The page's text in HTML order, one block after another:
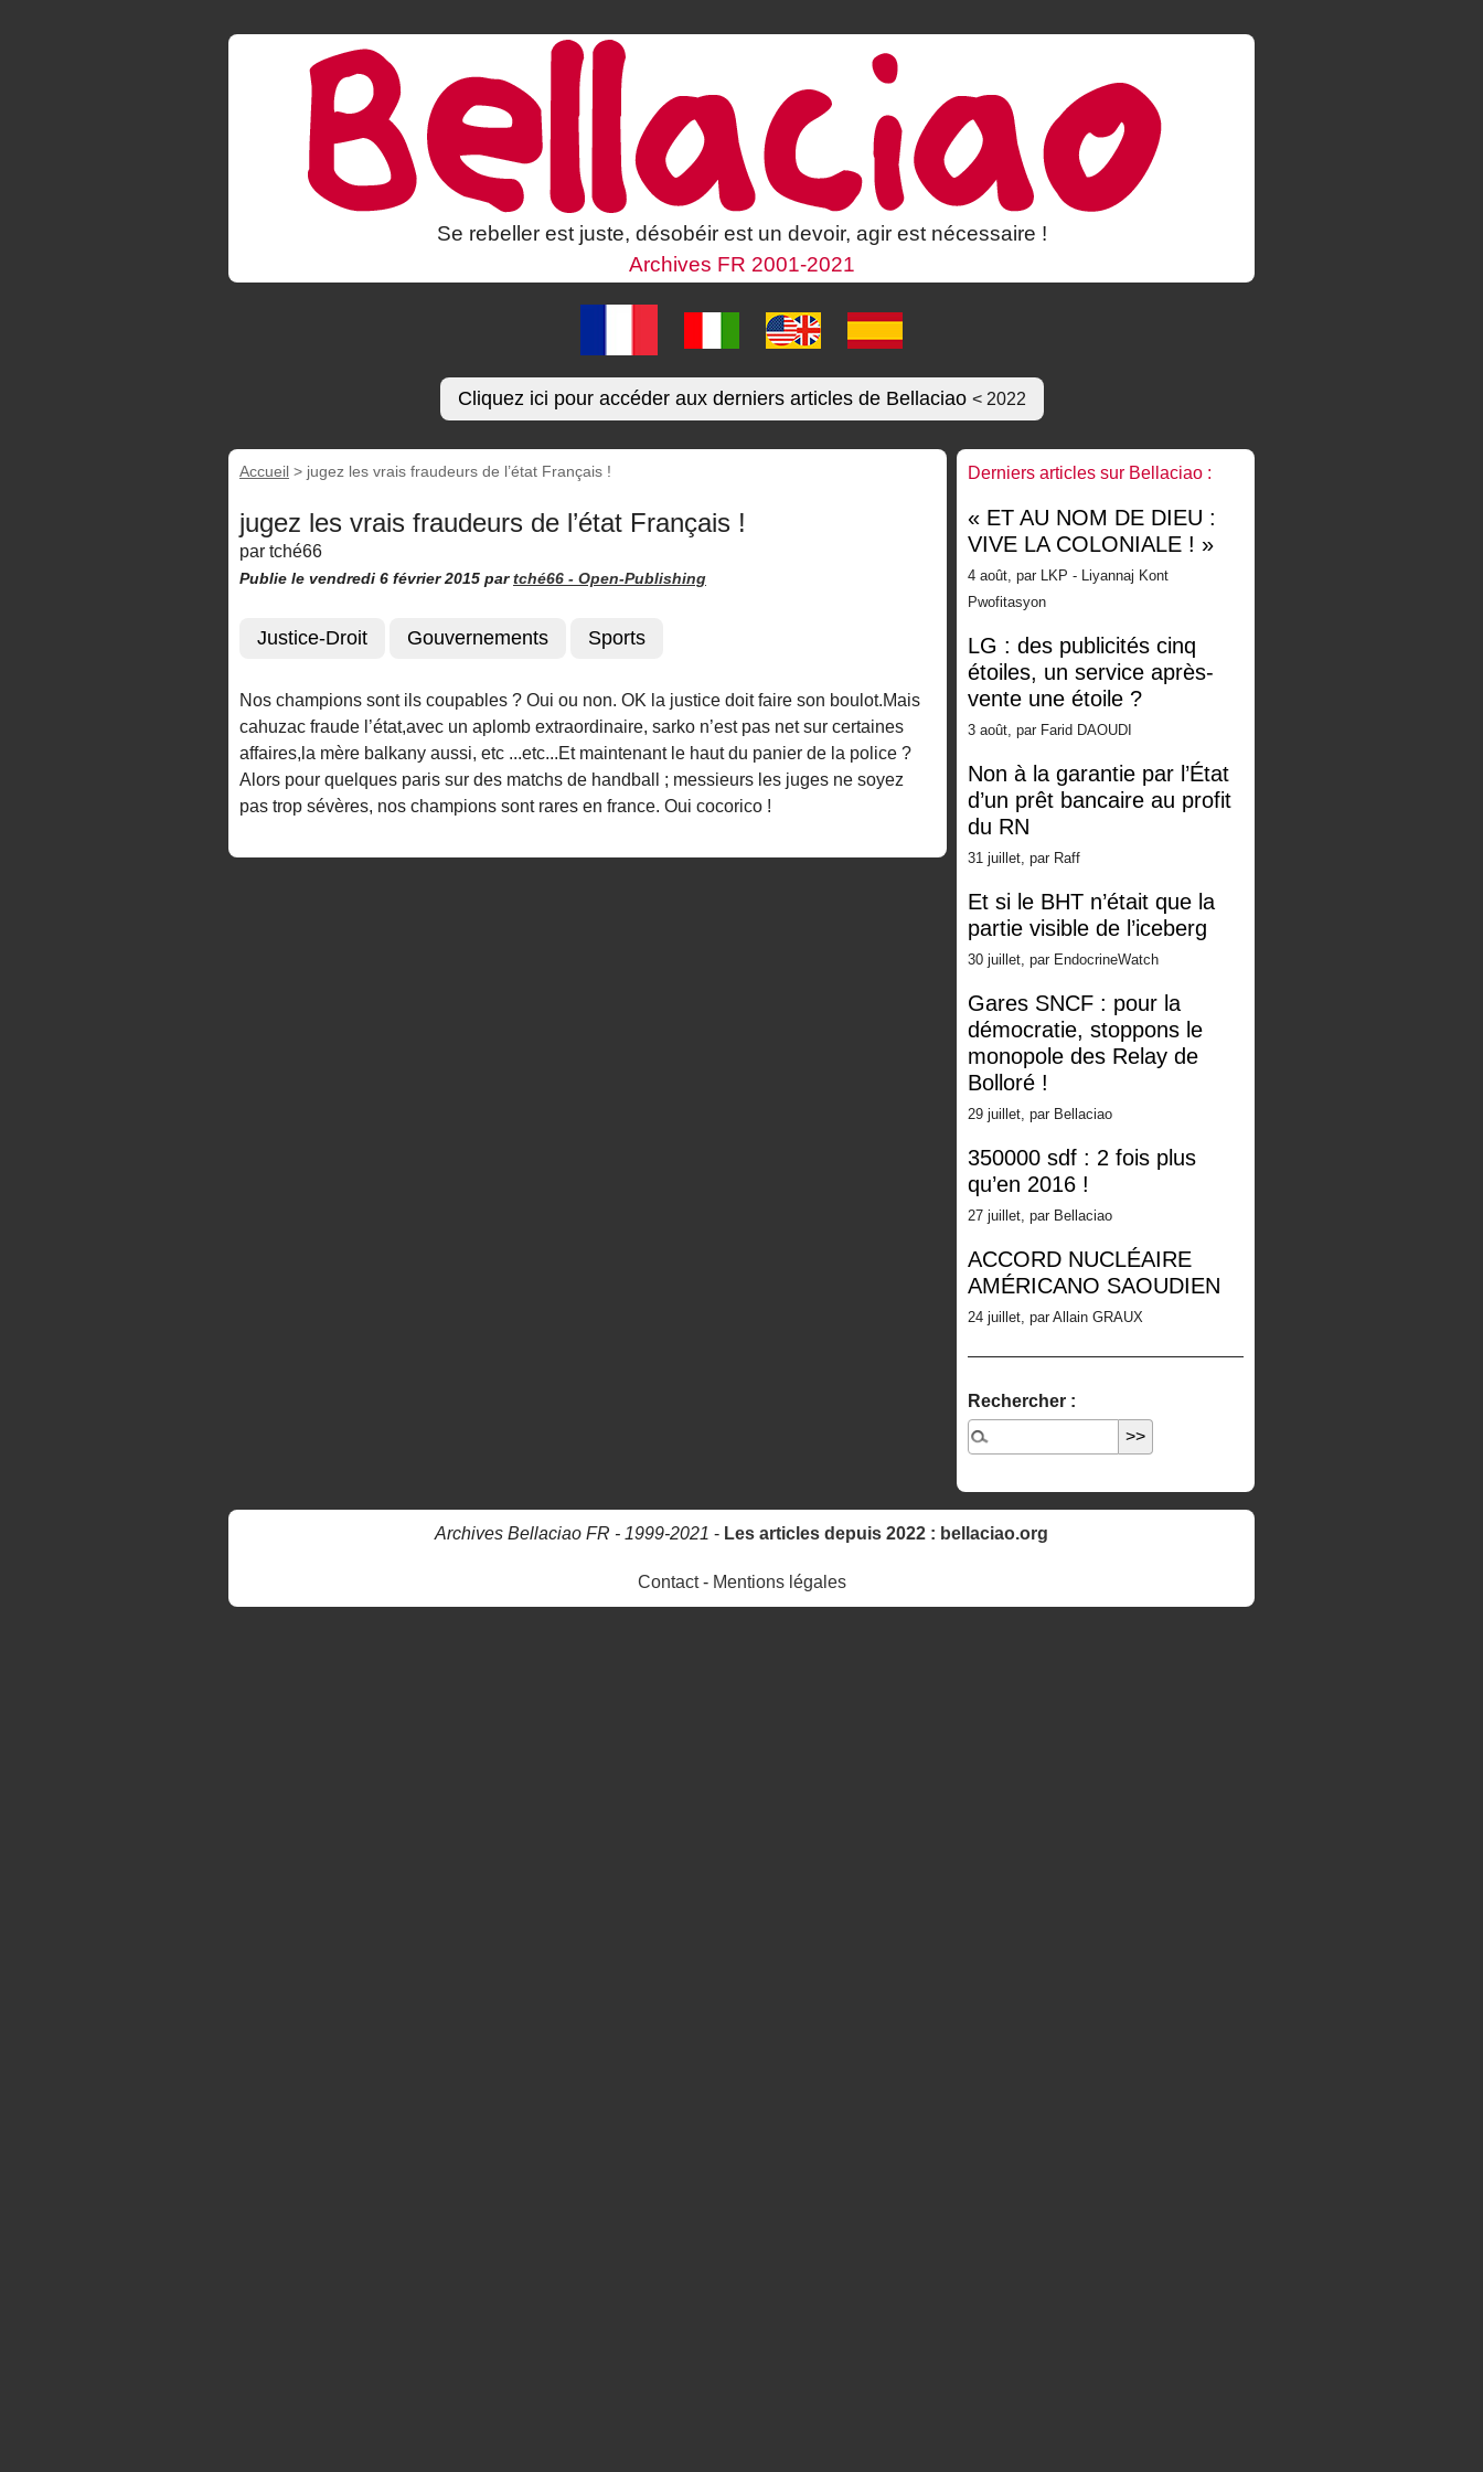
Se rebeller est juste, désobéir est un devoir, agir est nécessaire !
Archives FR 2001-2021
Cliquez ici pour accéder aux derniers articles de Bellaciao < 2022
Accueil > jugez les vrais fraudeurs de l’état Français !
jugez les vrais fraudeurs de l’état Français !
par tché66
Publie le vendredi 6 février 2015 partché66 - Open-Publishing
Justice-Droit Gouvernements Sports
Nos champions sont ils coupables ? Oui ou non. OK la justice doit faire son boulot.Mais
cahuzac fraude l’état,avec un aplomb extraordinaire, sarko n’est pas net sur certaines
affaires,la mère balkany aussi, etc ...etc...Et maintenant le haut du panier de la police ?
Alors pour quelques paris sur des matchs de handball ; messieurs les juges ne soyez
pas trop sévères, nos champions sont rares en france. Oui cocorico !
Derniers articles sur Bellaciao :
« ET AU NOM DE DIEU :
VIVE LA COLONIALE ! »
4 août, par LKP - Liyannaj Kont
Pwofitasyon
LG : des publicités cinq
étoiles, un service après-
vente une étoile ?
3 août, par Farid DAOUDI
Non à la garantie par l’État
d’un prêt bancaire au profit
du RN
31 juillet, par Raff
Et si le BHT n’était que la
partie visible de l’iceberg
30 juillet, par EndocrineWatch
Gares SNCF : pour la
démocratie, stoppons le
monopole des Relay de
Bolloré !
29 juillet, par Bellaciao
350000 sdf : 2 fois plus
qu’en 2016 !
27 juillet, par Bellaciao
ACCORD NUCLÉAIRE
AMÉRICANO SAOUDIEN
24 juillet, par Allain GRAUX
Rechercher :
Archives Bellaciao FR - 1999-2021 - Les articles depuis 2022 : bellaciao.org
Contact- Mentions légales